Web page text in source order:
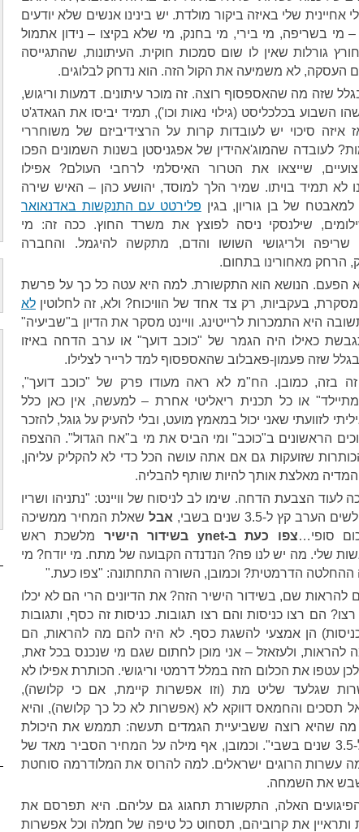
אחיינית שלי באיזה ביקור מולדת. יש בינינו אנשים שלא יודעים
מי בשריפה, מי בירי, מי בחנק, מי שלא בקיצו – נידון אתמול
גורלות שאין לו שום סמכות חוקית. העיתונות, שהתגייסה
העסקה, לא משמיעה את הקול הזה. הוא נדחק לבלוגים.
שזה מה שהאספסוף רוצה. זה מוכר עיתונים. דמעות וריגוש,
השבוע בכלכליסט (גילוי נאות וכו'), תמיד יביסו את הגאדג'ט
איזה סיכוי יש לעובדות קרות על הרצידיביזם של משוחררי
לעובדה שהמוג'אהידין של אפגניסטן בשנות השמונים הפכו
שייצאו את הטרור האיסלמי לרחבי העולם? אפילו
לא תמיד בויתו. שמיר הלך למוסד, יהושע כהן – האיש שירה
של בן גוריון, בגין פלירטט עם התנקשות באדנאואר
שילנסקי ניסה לפוצץ את משרד החוץ. ככה זה: מי
ולריגושי השושו והדם, מתקשה להיגמל. והחברה
הרחק מאחורינו בתחום.
הפעם. הנושא הוא התקשורת. למה היא עטה כל כך על פרשת
בעקביות, רק צד אחד של הוויכוח? ולא, זה לחלוטין לא
היא התמכרות לרייטינג. וויינט מסקר את הדיון ב"שביעיה"
כאילו היה הגמר של "כוכב דועך" או ערב הדחה באיזו
בגלל שזה פעמון-פאבלוב שהאספסוף למד לרייר לצלילו.
זה בזה, כמובן. הח"מ לא ראה מעודו פרק של "כוכב דועך",
או כל תכנית ריאליטי אחרת – למעשה, אין כאן כלל
גיליתי לזוועתי שאני יכול במאמץ מועט, ובלי להעיק על גוגל, להזכר
הראשונים ב"כוכב" ומי הביס את מי ב"אח הגדול". ההצפה
שזועקות גם אם אתה עושה הכל כדי לא להקליק עליהן,
מאלצת אותך להיות שותף להבליה.
לעוד הצבעת הדחה. שימו לב לניסוח של וויינט: "נתניהו ושריו
לשים הערב קץ ל-3.5 שנים בשבי, אבל שאלת המחיר ממשיכה
סופי…צפו כעת ב-ynet בשידור הישיר מלשכת ראש
שלי. מה יש לנו פה? הנדנדה הקבועה של מתח. מי יודח? מי
ההחלטה הדרמטית? וכמובן, השורה התחתונה: "צפו כעת."
להראות שם, בשידור הישיר הזה? את הדיונים הרי הם לא יכלו
הם רצו כניסות והם רצו תגובות. כניסות זה כסף, ותגובות
הן אמצעי להשגת כסף. לא היה להם מה להראות, הם
להראות, ולעזאזל – אני מוכן לחתום שגם מי שנכנס בכל זאת,
עטפו את הכלום הזה במלל דרמטי וריגושי. הכותרת אפילו לא
שגלעד שליט מת (וזו אפשרות קיימת, אם כי קלושה),
תסכים והחמאס דווקא לא (אפשרות לא כל כך קלושה), והיא
שהיא רוצה ששביעיית הגמדים תעשה: תממש את היכולת
שלה "לשים קץ ל-3.5 שנים בשבי". וכמובן, אף מילה על המחיר הסביר מאד של
עשרות הרוגים ישראלים. למה להרוס את המלודרמה סוחטת
את השמחה.
האלה, התקשורת תחגוג גם עליהם. היא תפרסם את
ותראיין את קרוביהם, תסחוט כל טיפה של חמלה וכל אפשרות